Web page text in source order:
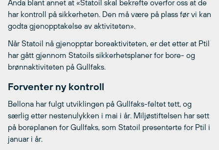
Anda blant annet at «Statoil skal bekrefte overfor oss at de
har kontroll på sikkerheten. Den må være på plass før vi kan
godta gjenopptakelse av aktiviteten».
Når Statoil nå gjenopptar boreaktiviteten, er det etter at Ptil
har gått gjennom Statoils sikkerhetsplaner for bore- og
brønnaktiviteten på Gullfaks.
Forventer ny kontroll
Bellona har fulgt utviklingen på Gullfaks-feltet tett, og
særlig etter nestenulykken i mai i år. Miljøstiftelsen har sett
på boreplanen for Gullfaks, som Statoil presenterte for Ptil i
januar i år.